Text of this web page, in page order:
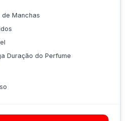
Manchas
Duração do Perfume